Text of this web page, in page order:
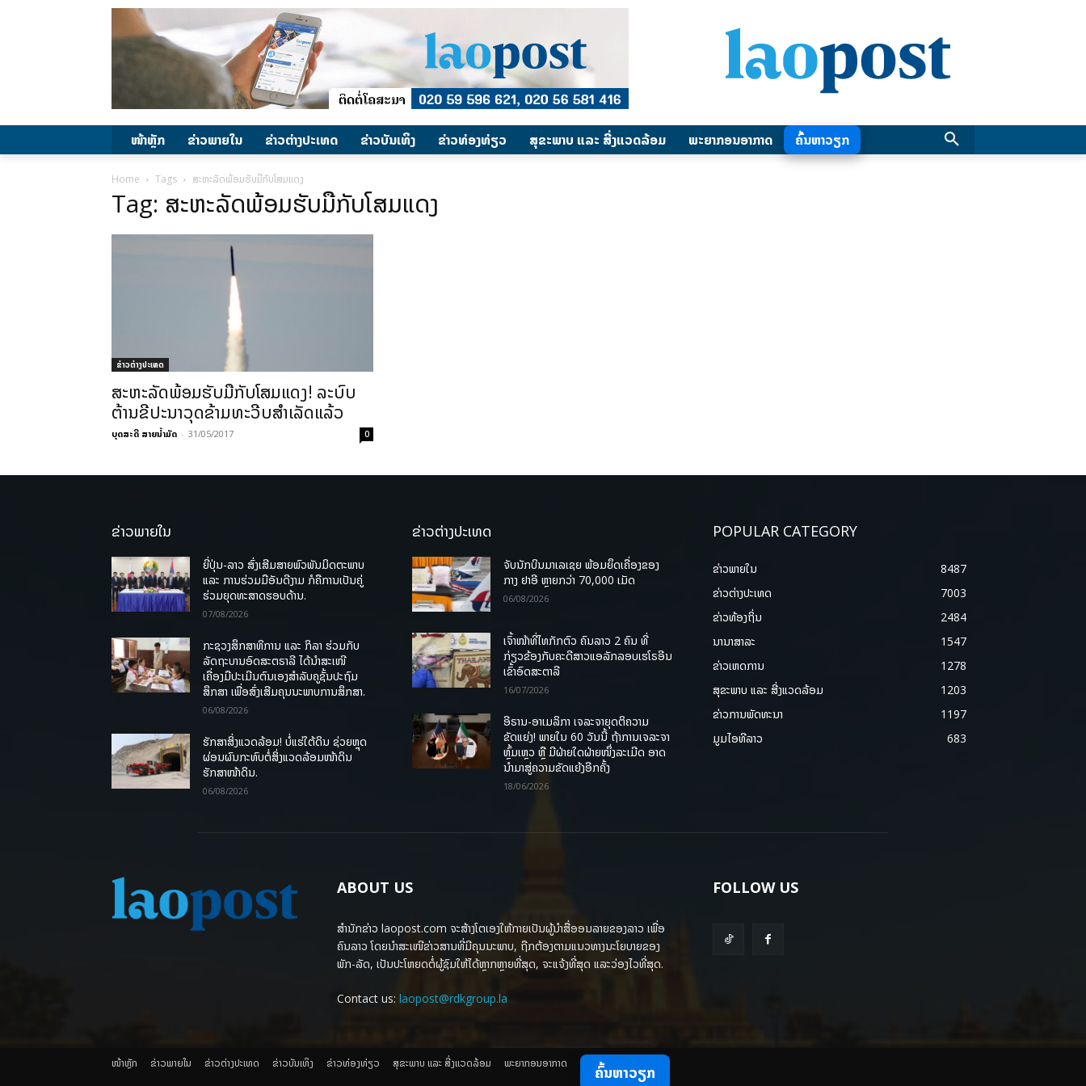
ໜ້າຫຼັກ ຂ່າວພາຍ​ໃນ ຂ່າວຕ່າງປະເທດ ​ຂ່າວບັນເທິງ ​ຂ່າວທ່ອງທ່ຽວ ສຸຂະພາບ ແລະ ສີ່ງແວດລ້ອມ ພະຍາກອນອາກາດ ຄົ້ນຫາວຽກ
Home Tags ສະຫະລັດພ້ອມຮັບມືກັບໂສມແດງ
Tag: ສະຫະລັດພ້ອມຮັບມືກັບໂສມແດງ
ຂ່າວຕ່າງປະເທດ
ສະຫະລັດພ້ອມຮັບມືກັບໂສມແດງ! ລະບົບ
ຕ້ານຂີປະນາວຸດຂ້າມທະວີບສຳເລັດແລ້ວ
ບຸດສະດີ ສາຍນ້ຳມັດ - 31/05/2017 0
ຂ່າວພາຍໃນ
ຍີ່ປຸ່ນ-ລາວ ສົ່ງເສີມສາຍພົວພັນມິດຕະພາບ
ແລະ ການຮ່ວມມືອັນດີງາມ ກໍຄືການເປັນຄູ່
ຮ່ວມຍຸດທະສາດຮອບດ້ານ.
07/08/2026
ກະຊວງສຶກສາທິການ ແລະ ກິລາ ຮ່ວມກັບ
ລັດຖະບານອົດສະຕຣາລີ ໄດ້ນຳສະເໜີ
ເຄື່ອງມືປະເມີນຕົນເອງສຳລັບຄູຊັ້ນປະຖົມ
ສຶກສາ ເພື່ອສົ່ງເສີມຄຸນນະພາບການສຶກສາ.
06/08/2026
ຮັກສາສິ່ງແວດລ້ອມ! ບໍ່ແຮ່ໃຕ້ດິນ ຊ່ວຍຫຼຸດ
ຜ່ອນຜົນກະທົບຕໍ່ສິ່ງແວດລ້ອມໜ້າດິນ
ຮັກສາໜ້າດິນ.
06/08/2026
ຂ່າວຕ່າງປະເທດ
ຈັບນັກບິນມາເລເຊຍ ພ້ອມຍຶດເຄື່ອງຂອງ
ກາງ ຢາອີ ຫຼາຍກວ່າ 70,000 ເມັດ
06/08/2026
ເຈົ້າໜ້າທີ່ໄທກັກຕົວ ຄົນລາວ 2 ຄົນ ທີ່
ກ່ຽວຂ້ອງກັບຄະດີສາວແອລັກລອບເຮໂຣອີນ
ເຂົ້າອົດສະຕາລີ
16/07/2026
ອີຣານ-ອາເມລິກາ ເຈລະຈາຍຸດຕິຄວາມ
ຂັດແຍ່ງ! ພາຍໃນ 60 ວັນນີ້ ຖ້າການເຈລະຈາ
ຫຼົ້ມເຫຼວ ຫຼື ມີຝ່າຍໃດຝ່າຍໜຶ່ງລະເມີດ ອາດ
ນໍາມາສູ່ຄວາມຂັດແຍ້ງອີກຄັ້ງ
18/06/2026
POPULAR CATEGORY
ຂ່າວພາຍ​ໃນ
8487
ຂ່າວຕ່າງປະເທດ
7003
ຂ່າວທ້ອງຖິ່ນ
2484
ນານາສາລະ
1547
ຂ່າວເຫດການ
1278
ສຸຂະພາບ ແລະ ສີ່ງແວດລ້ອມ
1203
ຂ່າວການພັດທະນາ
1197
ມູມໄອທີລາວ
683
ABOUT US
ສຳນັກຂ່າວ laopost.com ຈະສ້າງໂຕເອງໃຫ້ກາຍເປັນຜູ້ນຳສື່ອອນລາຍຂອງລາວ ເພື່ອ
ຄົນລາວ ໂດຍນຳສະເໜີຂ່າວສານທີ່ມີຄຸນນະພາບ, ຖືກຕ້ອງຕາມແນວທາງນະໂຍບາຍຂອງ
ພັກ-ລັດ, ເປັນປະໂຫຍດຕໍ່ຜູ້ຊົມໃຫ້ໄດ້ຫຼາກຫຼາຍທີ່ສຸດ, ຈະແຈ້ງທີ່ສຸດ ແລະວ່ອງໄວທີ່ສຸດ.
Contact us: laopost@rdkgroup.la
FOLLOW US
ໜ້າຫຼັກ ຂ່າວພາຍ​ໃນ ຂ່າວຕ່າງປະເທດ ​ຂ່າວບັນເທິງ ​ຂ່າວທ່ອງທ່ຽວ ສຸຂະພາບ ແລະ ສີ່ງແວດລ້ອມ ພະຍາກອນອາກາດ ຄົ້ນຫາວຽກ